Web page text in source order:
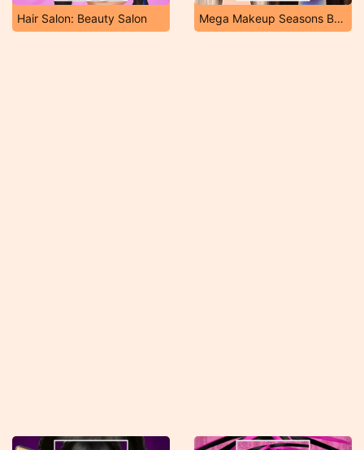
Hair Salon: Beauty Salon Mega Makeup Seasons Best